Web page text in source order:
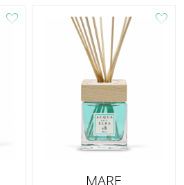
favorite favorite
MARE